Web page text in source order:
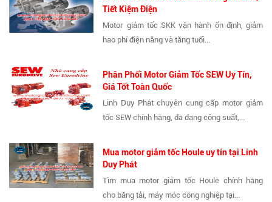
Tiết Kiệm Điện
Motor giảm tốc SKK vận hành ổn định, giảm
hao phí điện năng và tăng tuổi...
Phân Phối Motor Giảm Tốc SEW Uy Tín,
Giá Tốt Toàn Quốc
Linh Duy Phát chuyên cung cấp motor giảm
tốc SEW chính hãng, đa dạng công suất,...
Mua motor giảm tốc Houle uy tín tại Linh
Duy Phát
Tìm mua motor giảm tốc Houle chính hãng
cho băng tải, máy móc công nghiệp tại...